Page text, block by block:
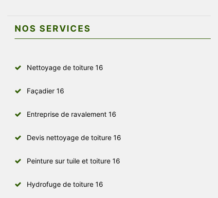
NOS SERVICES
Nettoyage de toiture 16
Façadier 16
Entreprise de ravalement 16
Devis nettoyage de toiture 16
Peinture sur tuile et toiture 16
Hydrofuge de toiture 16